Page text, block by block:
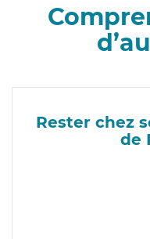
Rester chez
de